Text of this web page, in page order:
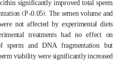
significantly improved total sperm
(P<0.05). The semen volume and
not affected by experimental diets
treatments had no effect on
sperm and DNA fragmentation, but
viability were significantly increased